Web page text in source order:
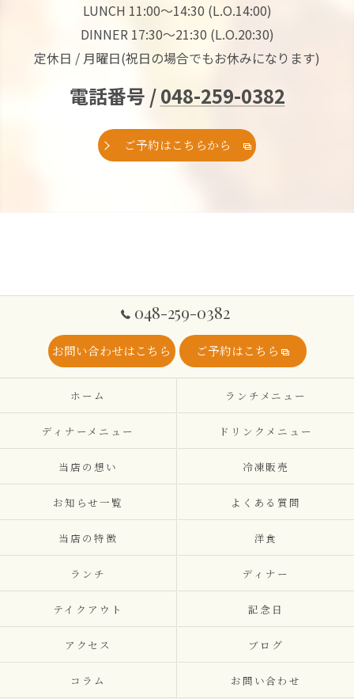
LUNCH 11:00～14:30 (L.O.14:00)
DINNER 17:30～21:30 (L.O.20:30)
定休日 / 月曜日(祝日の場合でもお休みになります)
電話番号 /048-259-0382
ご予約はこちらから
048-259-0382
お問い合わせはこちら ご予約はこちら
ホーム ランチメニュー
ディナーメニュー ドリンクメニュー
当店の想い 冷凍販売
お知らせ一覧 よくある質問
当店の特徴 洋食
ランチ ディナー
テイクアウト 記念日
アクセス ブログ
コラム お問い合わせ